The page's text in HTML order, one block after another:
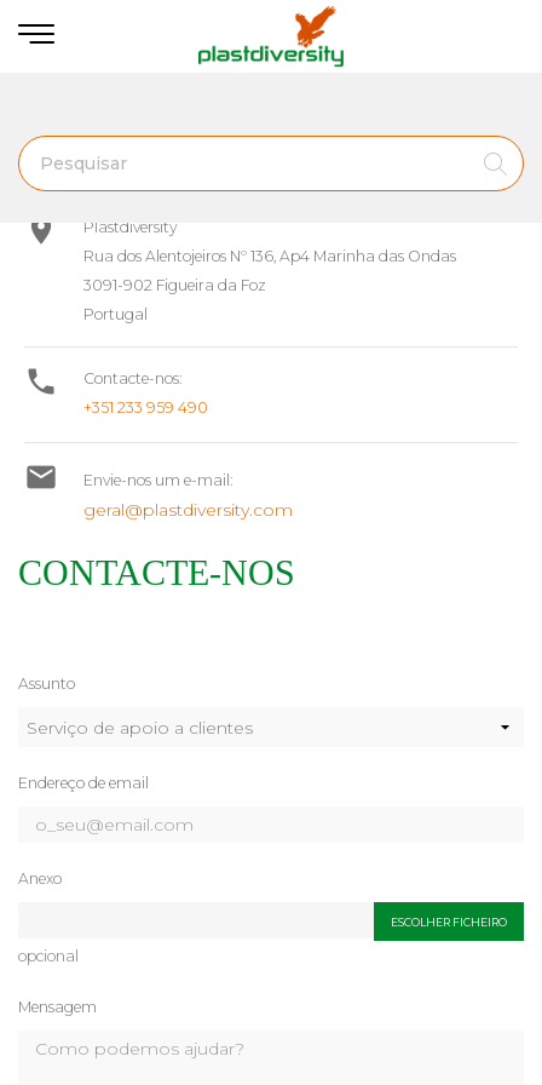
INFORMAÇÃO DA LOJA

Plastdiversity
Rua dos Alentojeiros Nº 136, Ap4 Marinha das Ondas
3091-902 Figueira da Foz
Portugal

Contacte-nos:
+351 233 959 490
 Envie-nos um e-mail:
geral@plastdiversity.com
CONTACTE-NOS
Assunto
Endereço de email
Anexo
ESCOLHER FICHEIRO
opcional
Mensagem